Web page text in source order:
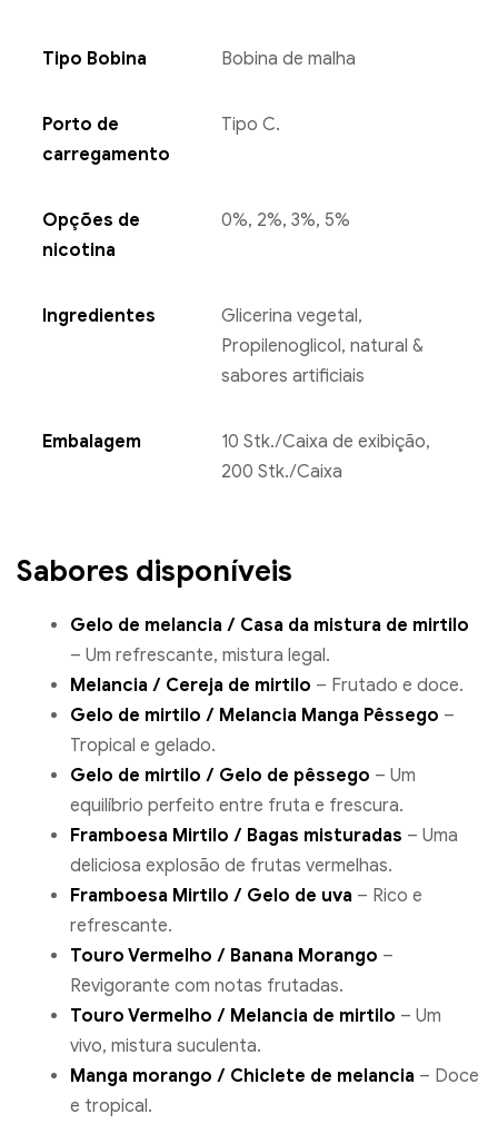
Tipo Bobina Bobina de malha
Porto de
carregamento
Tipo C.
Opções de
nicotina
0%, 2%, 3%, 5%
Ingredientes
Glicerina vegetal,
Propilenoglicol, natural &
sabores artificiais
Embalagem
10 Stk./Caixa de exibição,
200 Stk./Caixa
Sabores disponíveis
Gelo de melancia / Casa da mistura de mirtilo
– Um refrescante, mistura legal.
Melancia / Cereja de mirtilo – Frutado e doce.
Gelo de mirtilo / Melancia Manga Pêssego –
Tropical e gelado.
Gelo de mirtilo / Gelo de pêssego – Um
equilíbrio perfeito entre fruta e frescura.
Framboesa Mirtilo / Bagas misturadas – Uma
deliciosa explosão de frutas vermelhas.
Framboesa Mirtilo / Gelo de uva – Rico e
refrescante.
Touro Vermelho / Banana Morango –
Revigorante com notas frutadas.
Touro Vermelho / Melancia de mirtilo – Um
vivo, mistura suculenta.
Manga morango / Chiclete de melancia – Doce
e tropical.